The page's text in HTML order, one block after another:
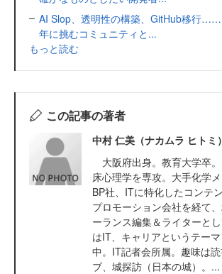
AI Slop、透明性の構築、GitHub移行
年に挑むコミュニティと...
もっと読む
この記事の著者
中村 仁美（ナカムラ ヒトミ）
大阪府出身。教育大学卒
床心理学を専攻。大手化学
BP社、ITに特化したコンテ
プロモーション会社を経て
ーランス編集＆ライターと
はIT、キャリアというテー
中。IT記者会所属。趣味は
ブ、城探訪（日本の城）。...